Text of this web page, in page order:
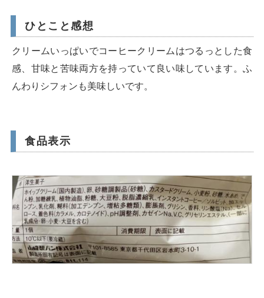
ひとこと感想
クリームいっぱいでコーヒークリームはつるっとした食
感、甘味と苦味両方を持っていて良い味しています。ふ
んわりシフォンも美味しいです。
食品表示